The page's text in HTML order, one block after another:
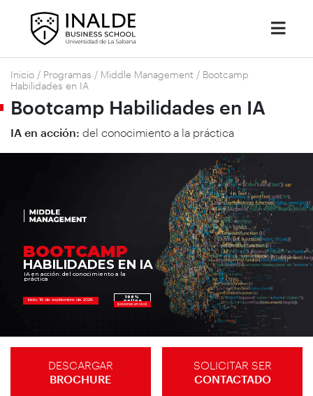
Inicio / Programas / Middle Management / Bootcamp
Habilidades en IA
Bootcamp Habilidades en IA
IA en acción: del conocimiento a la práctica
BOOTCAMP
HABILIDADES EN IA
IA en acción: del conocimiento a la
práctica
100%
online
(sesiones en vivo)
Inicio: 16 de septiembre de 2026
DESCARGAR
BROCHURE
SOLICITAR SER
CONTACTADO